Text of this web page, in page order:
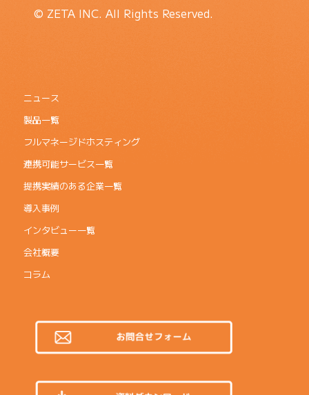
© ZETA INC. All Rights Reserved.
ニュース
製品一覧
フルマネージドホスティング
連携可能サービス一覧
提携実績のある企業一覧
導入事例
インタビュー一覧
会社概要
コラム